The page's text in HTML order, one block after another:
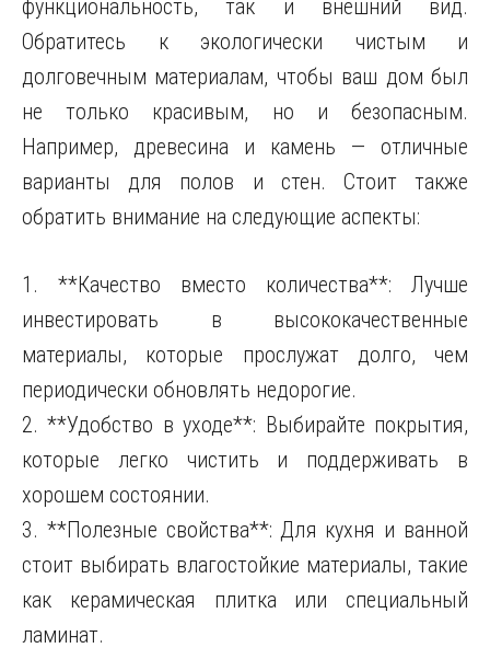
функциональность, так и внешний вид.
Обратитесь к экологически чистым и
долговечным материалам, чтобы ваш дом был
не только красивым, но и безопасным.
Например, древесина и камень — отличные
варианты для полов и стен. Стоит также
обратить внимание на следующие аспекты:
1. **Качество вместо количества**: Лучше
инвестировать в высококачественные
материалы, которые прослужат долго, чем
периодически обновлять недорогие.
2. **Удобство в уходе**: Выбирайте покрытия,
которые легко чистить и поддерживать в
хорошем состоянии.
3. **Полезные свойства**: Для кухня и ванной
стоит выбирать влагостойкие материалы, такие
как керамическая плитка или специальный
ламинат.